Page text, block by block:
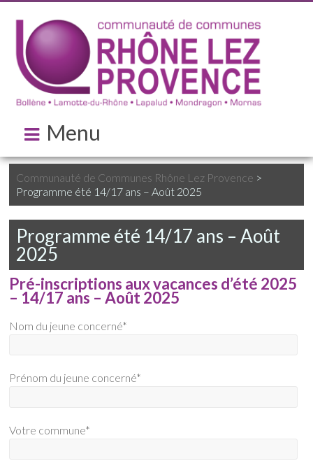
Menu
Communauté de Communes Rhône Lez Provence >
Programme été 14/17 ans – Août 2025
Programme été 14/17 ans – Août
2025
Pré-inscriptions aux vacances d’été 2025
– 14/17 ans – Août 2025
Nom du jeune concerné*
Prénom du jeune concerné*
Votre commune*